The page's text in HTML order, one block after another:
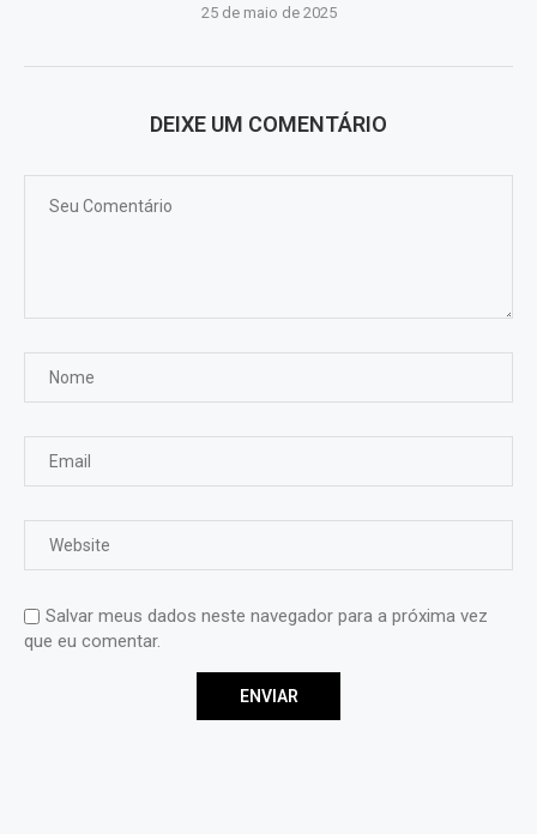
25 de maio de 2025
DEIXE UM COMENTÁRIO
Salvar meus dados neste navegador para a próxima vez
que eu comentar.